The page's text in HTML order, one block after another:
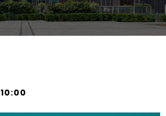
10:00